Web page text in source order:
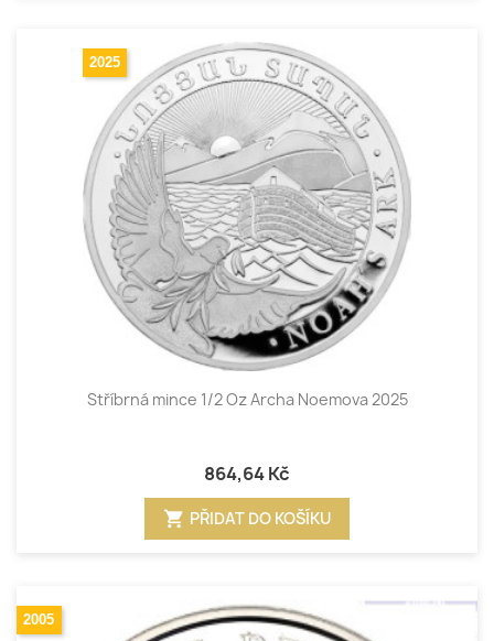
2025
Stříbrná mince 1/2 Oz Archa Noemova 2025
864,64 Kč
shopping_cart PŘIDAT DO KOŠÍKU
2005